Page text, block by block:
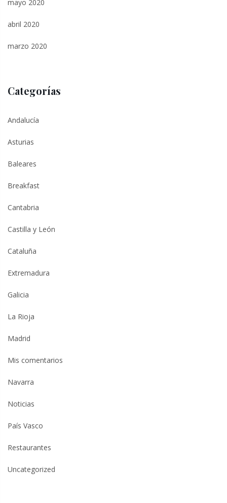
mayo 2020
abril 2020
marzo 2020
Categorías
Andalucía
Asturias
Baleares
Breakfast
Cantabria
Castilla y León
Cataluña
Extremadura
Galicia
La Rioja
Madrid
Mis comentarios
Navarra
Noticias
País Vasco
Restaurantes
Uncategorized